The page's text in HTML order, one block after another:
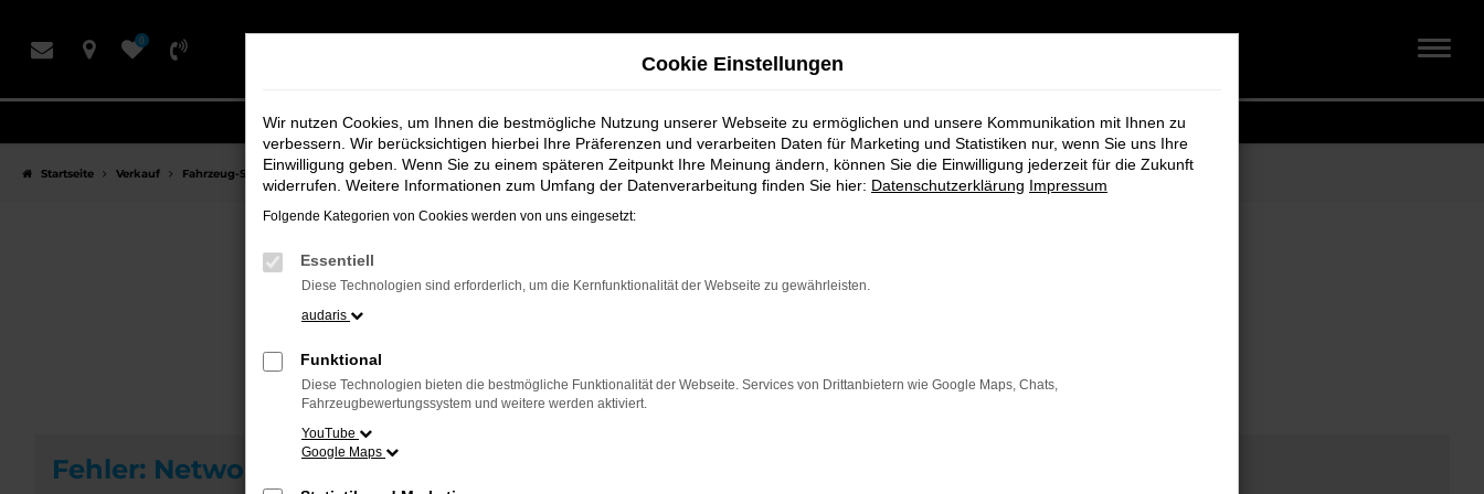
Hauptinhalt
0
Startseite Verkauf Fahrzeug-Showroom
Fahrzeug-Showroom
Fehler: Network Error
Cookie Einstellungen
Wir nutzen Cookies, um Ihnen die bestmögliche Nutzung unserer Webseite zu ermöglichen und unsere Kommunikation mit Ihnen zu
verbessern. Wir berücksichtigen hierbei Ihre Präferenzen und verarbeiten Daten für Marketing und Statistiken nur, wenn Sie uns Ihre
Einwilligung geben. Wenn Sie zu einem späteren Zeitpunkt Ihre Meinung ändern, können Sie die Einwilligung jederzeit für die Zukunft
widerrufen. Weitere Informationen zum Umfang der Datenverarbeitung finden Sie hier: Datenschutzerklärung Impressum
Folgende Kategorien von Cookies werden von uns eingesetzt:
Essentiell
Diese Technologien sind erforderlich, um die Kernfunktionalität der Webseite zu gewährleisten.
audaris
Funktional
Diese Technologien bieten die bestmögliche Funktionalität der Webseite. Services von Drittanbietern wie Google Maps, Chats,
Fahrzeugbewertungssystem und weitere werden aktiviert.
YouTube
Google Maps